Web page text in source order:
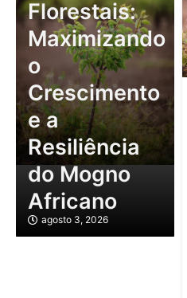
Florestais:
Maximizando
o
Crescimento
e a
Resiliência
do Mogno
Africano
agosto 3, 2026